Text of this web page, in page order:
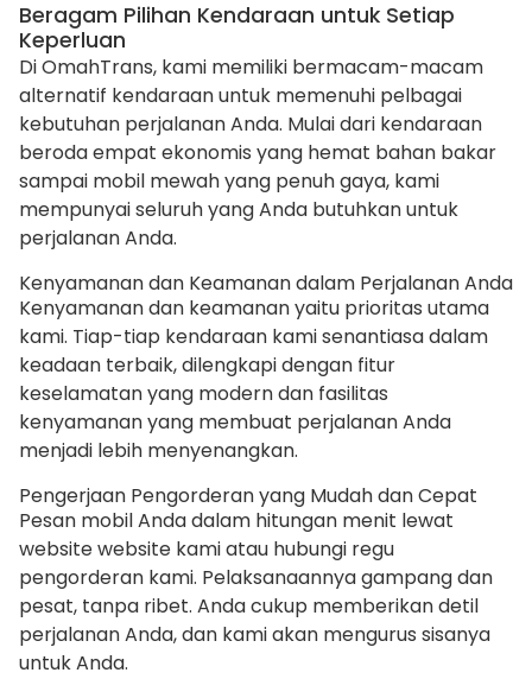
Beragam Pilihan Kendaraan untuk Setiap
Keperluan
Di OmahTrans, kami memiliki bermacam-macam
alternatif kendaraan untuk memenuhi pelbagai
kebutuhan perjalanan Anda. Mulai dari kendaraan
beroda empat ekonomis yang hemat bahan bakar
sampai mobil mewah yang penuh gaya, kami
mempunyai seluruh yang Anda butuhkan untuk
perjalanan Anda.
Kenyamanan dan Keamanan dalam Perjalanan Anda
Kenyamanan dan keamanan yaitu prioritas utama
kami. Tiap-tiap kendaraan kami senantiasa dalam
keadaan terbaik, dilengkapi dengan fitur
keselamatan yang modern dan fasilitas
kenyamanan yang membuat perjalanan Anda
menjadi lebih menyenangkan.
Pengerjaan Pengorderan yang Mudah dan Cepat
Pesan mobil Anda dalam hitungan menit lewat
website website kami atau hubungi regu
pengorderan kami. Pelaksanaannya gampang dan
pesat, tanpa ribet. Anda cukup memberikan detil
perjalanan Anda, dan kami akan mengurus sisanya
untuk Anda.